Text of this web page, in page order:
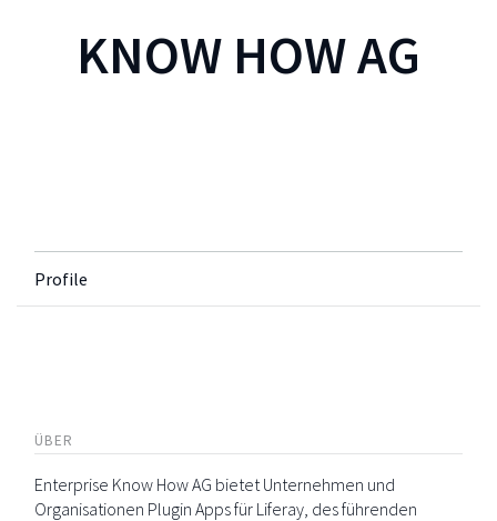
KNOW HOW AG
Profile
ÜBER
Enterprise Know How AG bietet Unternehmen und
Organisationen Plugin Apps für Liferay, des führenden